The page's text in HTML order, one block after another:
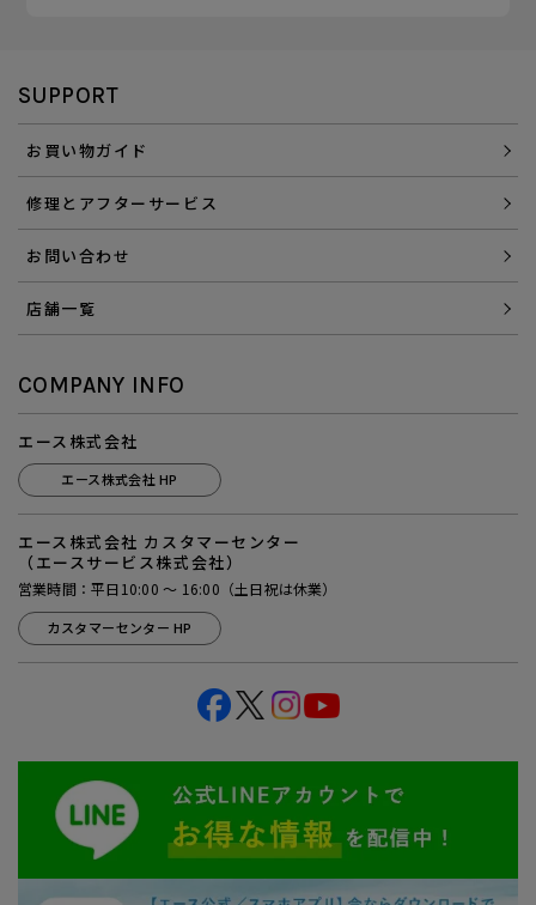
SUPPORT
お買い物ガイド
修理とアフターサービス
お問い合わせ
店舗一覧
COMPANY INFO
エース株式会社
エース株式会社 HP
エース株式会社 カスタマーセンター
（エースサービス株式会社）
営業時間：平日10:00 ～ 16:00（土日祝は休業）
カスタマーセンター HP